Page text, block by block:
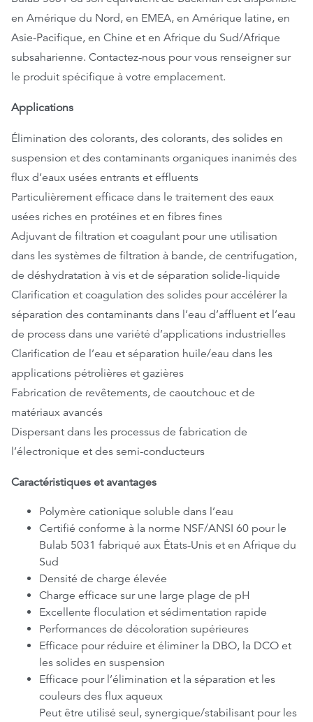
en Amérique du Nord, en EMEA, en Amérique latine, en
Asie-Pacifique, en Chine et en Afrique du Sud/Afrique
subsaharienne. Contactez-nous pour vous renseigner sur
le produit spécifique à votre emplacement.
Applications
Élimination des colorants, des colorants, des solides en
suspension et des contaminants organiques inanimés des
flux d’eaux usées entrants et effluents
Particulièrement efficace dans le traitement des eaux
usées riches en protéines et en fibres fines
Adjuvant de filtration et coagulant pour une utilisation
dans les systèmes de filtration à bande, de centrifugation,
de déshydratation à vis et de séparation solide-liquide
Clarification et coagulation des solides pour accélérer la
séparation des contaminants dans l’eau d’affluent et l’eau
de process dans une variété d’applications industrielles
Clarification de l’eau et séparation huile/eau dans les
applications pétrolières et gazières
Fabrication de revêtements, de caoutchouc et de
matériaux avancés
Dispersant dans les processus de fabrication de
l’électronique et des semi-conducteurs
Caractéristiques et avantages
Polymère cationique soluble dans l’eau
Certifié conforme à la norme NSF/ANSI 60 pour le
Bulab 5031 fabriqué aux États-Unis et en Afrique du
Sud
Densité de charge élevée
Charge efficace sur une large plage de pH
Excellente floculation et sédimentation rapide
Performances de décoloration supérieures
Efficace pour réduire et éliminer la DBO, la DCO et
les solides en suspension
Efficace pour l’élimination et la séparation et les
couleurs des flux aqueux
Peut être utilisé seul, synergique/stabilisant pour les